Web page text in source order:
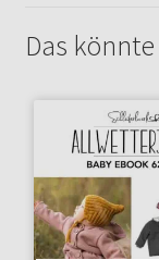
Das